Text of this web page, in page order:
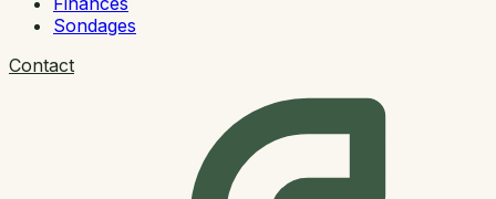
Sondages
Contact